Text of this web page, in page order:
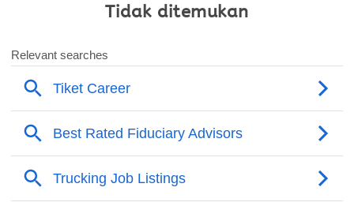
Tidak ditemukan